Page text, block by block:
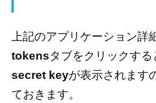
上記のアプリケーション詳
tokensタブをクリックする
secret keyが表示されます
ておきます。